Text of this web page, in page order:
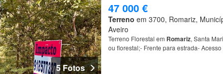
5 Fotos
47 000 €
Terreno em 3700, Romariz,
Aveiro
Terreno Florestal em Romariz, Santa
ou florestal;- Frente para estrada-